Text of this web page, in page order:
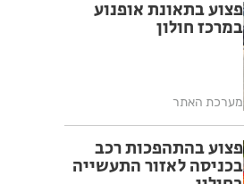
פצוע בתאונת אופנוע
במרכז חולון
מערכת האתר
פצוע בהתהפכות רכב
בכניסה לאזור התעשייה